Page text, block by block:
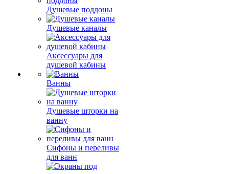
Душевые поддоны
Душевые каналы
Аксессуары для
душевой кабины
Ванны
Душевые шторки на
ванну
Сифоны и переливы
для ванн